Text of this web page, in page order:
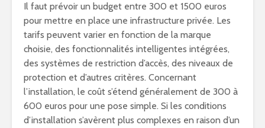
Il faut prévoir un budget entre 300 et 1500 euros
pour mettre en place une infrastructure privée. Les
tarifs peuvent varier en fonction de la marque
choisie, des fonctionnalités intelligentes intégrées,
des systèmes de restriction d’accès, des niveaux de
protection et d’autres critères. Concernant
l’installation, le coût s’étend généralement de 300 à
600 euros pour une pose simple. Si les conditions
d’installation s’avèrent plus complexes en raison d’un